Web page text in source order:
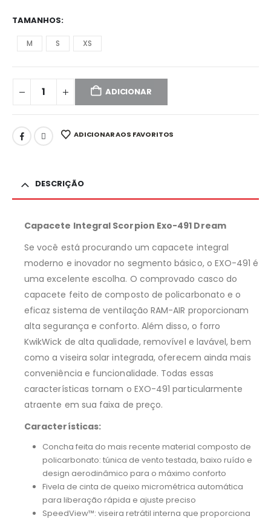
TAMANHOS
M S XS
ADICIONAR
ADICIONAR AOS FAVORITOS
DESCRIÇÃO
Capacete Integral Scorpion Exo-491 Dream
Se você está procurando um capacete integral
moderno e inovador no segmento básico, o EXO-491 é
uma excelente escolha. O comprovado casco do
capacete feito de composto de policarbonato e o
eficaz sistema de ventilação RAM-AIR proporcionam
alta segurança e conforto. Além disso, o forro
KwikWick de alta qualidade, removível e lavável, bem
como a viseira solar integrada, oferecem ainda mais
conveniência e funcionalidade. Todas essas
características tornam o EXO-491 particularmente
atraente em sua faixa de preço.
Características:
Concha feita do mais recente material composto de
policarbonato: túnica de vento testada, baixo ruído e
design aerodinâmico para o máximo conforto
Fivela de cinta de queixo micrométrica automática
para liberação rápida e ajuste preciso
SpeedView™: viseira retrátil interna que proporciona